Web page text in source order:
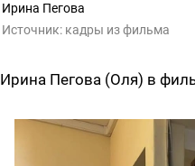
Ирина Пегова
Источник: кадры из фильма
Ирина Пегова (Оля) в